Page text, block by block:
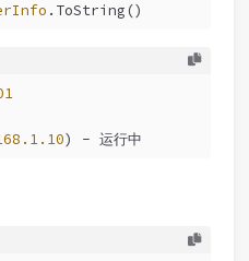
.ToString()
) - 运行中